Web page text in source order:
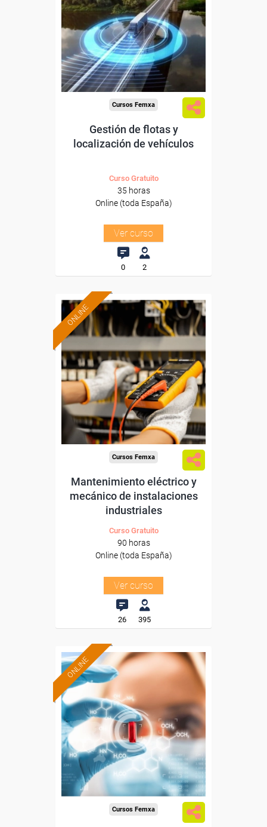
Para desempleados,
trabajadores y autónomos.
Sector
-Transporte y Logística.
Cursos Femxa
Gestión de flotas y
localización de vehículos
Curso Gratuito
35 horas
Online (toda España)
Ver curso
0 2
ONLINE
Formación 100%
subvencionada.
Para desempleados,
trabajadores y autónomos.
Sector
-Metal.
Cursos Femxa
Mantenimiento eléctrico y
mecánico de instalaciones
industriales
Curso Gratuito
90 horas
Online (toda España)
Ver curso
26 395
ONLINE
Formación 100%
subvencionada.
Para desempleados,
trabajadores y autónomos.
Sector
-Industria Química.
Cursos Femxa